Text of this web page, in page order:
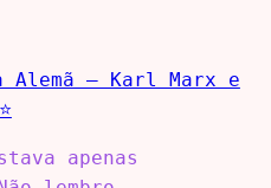
apenas